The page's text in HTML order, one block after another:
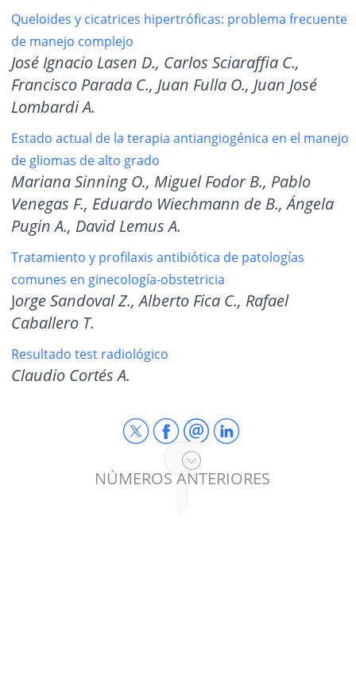
Queloides y cicatrices hipertróficas: problema frecuente
de manejo complejo
José Ignacio Lasen D., Carlos Sciaraffia C.,
Francisco Parada C., Juan Fulla O., Juan José
Lombardi A.
Estado actual de la terapia antiangiogénica en el manejo
de gliomas de alto grado
Mariana Sinning O., Miguel Fodor B., Pablo
Venegas F., Eduardo Wiechmann de B., Ángela
Pugin A., David Lemus A.
Tratamiento y profilaxis antibiótica de patologías
comunes en ginecología-obstetricia
Jorge Sandoval Z., Alberto Fica C., Rafael
Caballero T.
Resultado test radiológico
Claudio Cortés A.
NÚMEROS ANTERIORES